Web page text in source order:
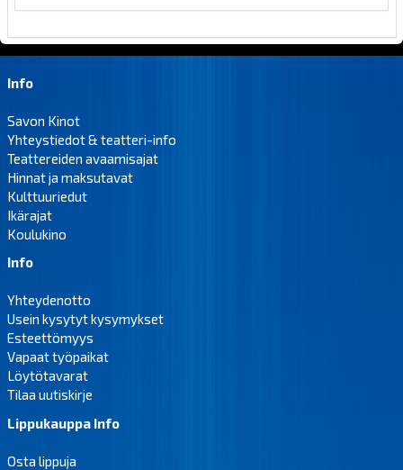
Info
Savon Kinot
Yhteystiedot & teatteri-info
Teattereiden avaamisajat
Hinnat ja maksutavat
Kulttuuriedut
Ikärajat
Koulukino
Info
Yhteydenotto
Usein kysytyt kysymykset
Esteettömyys
Vapaat työpaikat
Löytötavarat
Tilaa uutiskirje
Lippukauppa Info
Osta lippuja